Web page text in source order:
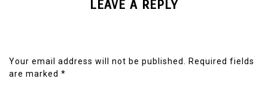
LEAVE A REPLY
Your email address will not be published.
Required fields
are marked *